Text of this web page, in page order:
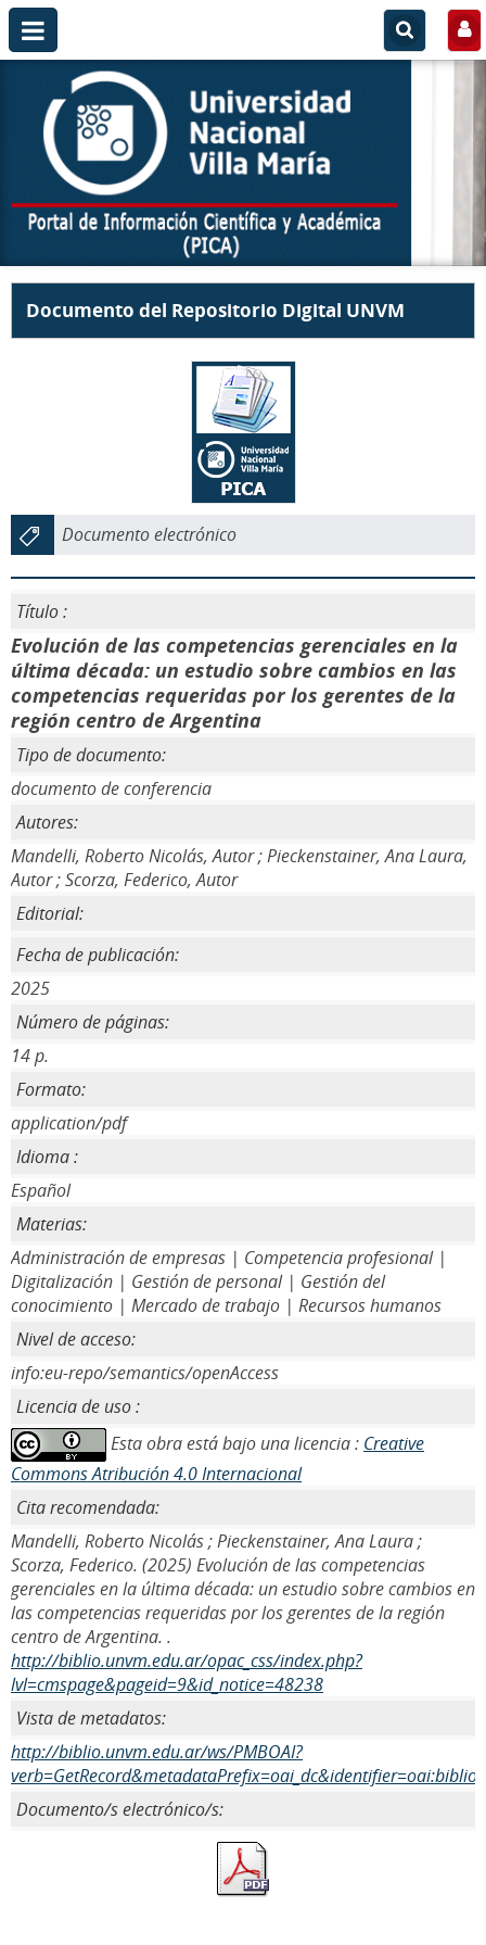
Documento del Repositorio Digital UNVM
Documento electrónico
Título :
Evolución de las competencias gerenciales en la
última década: un estudio sobre cambios en las
competencias requeridas por los gerentes de la
región centro de Argentina
Tipo de documento:
documento de conferencia
Autores:
Mandelli, Roberto Nicolás, Autor ; Pieckenstainer, Ana Laura,
Autor ; Scorza, Federico, Autor
Editorial:
Fecha de publicación:
2025
Número de páginas:
14 p.
Formato:
application/pdf
Idioma :
Español
Materias:
Administración de empresas | Competencia profesional |
Digitalización | Gestión de personal | Gestión del
conocimiento | Mercado de trabajo | Recursos humanos
Nivel de acceso:
info:eu-repo/semantics/openAccess
Licencia de uso :
Esta obra está bajo una licencia : Creative
Commons Atribución 4.0 Internacional
Cita recomendada:
Mandelli, Roberto Nicolás ; Pieckenstainer, Ana Laura ;
Scorza, Federico. (2025) Evolución de las competencias
gerenciales en la última década: un estudio sobre cambios en
las competencias requeridas por los gerentes de la región
centro de Argentina. .
http://biblio.unvm.edu.ar/opac_css/index.php?
lvl=cmspage&pageid=9&id_notice=48238
Vista de metadatos:
http://biblio.unvm.edu.ar/ws/PMBOAI?
Documento/s electrónico/s: